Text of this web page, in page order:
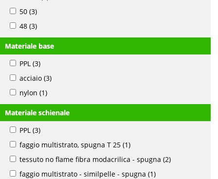
50 (3)
48 (3)
Materiale base
PPL (3)
acciaio (3)
nylon (1)
Materiale schienale
PPL (3)
faggio multistrato, spugna T 25 (1)
tessuto no flame fibra modacrilica - spugna (2)
faggio multistrato - similpelle - spugna (1)